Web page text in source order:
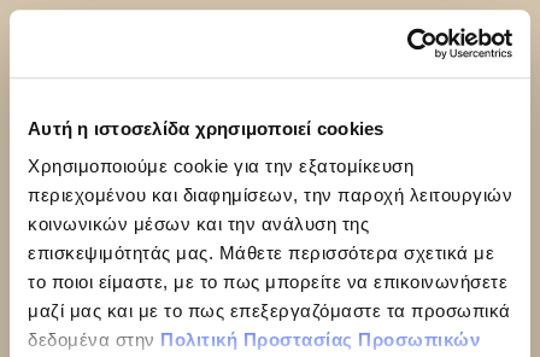
Αυτή η ιστοσελίδα χρησιμοποιεί cookies
Χρησιμοποιούμε cookie για την εξατομίκευση
περιεχομένου και διαφημίσεων, την παροχή λειτουργιών
κοινωνικών μέσων και την ανάλυση της
επισκεψιμότητάς μας. Μάθετε περισσότερα σχετικά με
το ποιοι είμαστε, με το πως μπορείτε να επικοινωνήσετε
μαζί μας και με το πως επεξεργαζόμαστε τα προσωπικά
δεδομένα στην Πολιτική Προστασίας Προσωπικών